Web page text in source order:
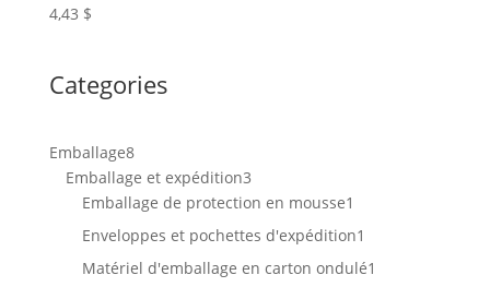
4,43 $
Categories
Emballage88
produits
Emballage et expédition33
produits
Emballage de protection en mousse1
produit
Enveloppes et pochettes d'expédition1
produit
Matériel d'emballage en carton ondulé1